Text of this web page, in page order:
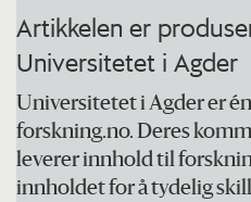
Artikkelen er
Universitetet i Agder
Universitetet i Agder er
forskning.no. Deres
leverer innhold til
innholdet for å tydelig